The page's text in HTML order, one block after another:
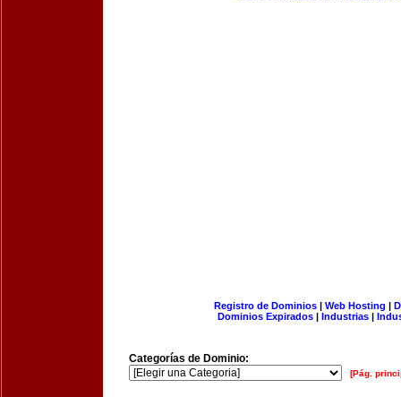
Registro de Dominios| Web Hosting |
Dominios Expirados | Industrias |
Categorías de Dominio:
[Pág.